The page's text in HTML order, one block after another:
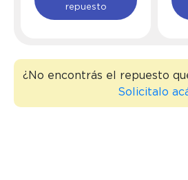
repuesto
¿No encontrás el repuesto
Solicitalo